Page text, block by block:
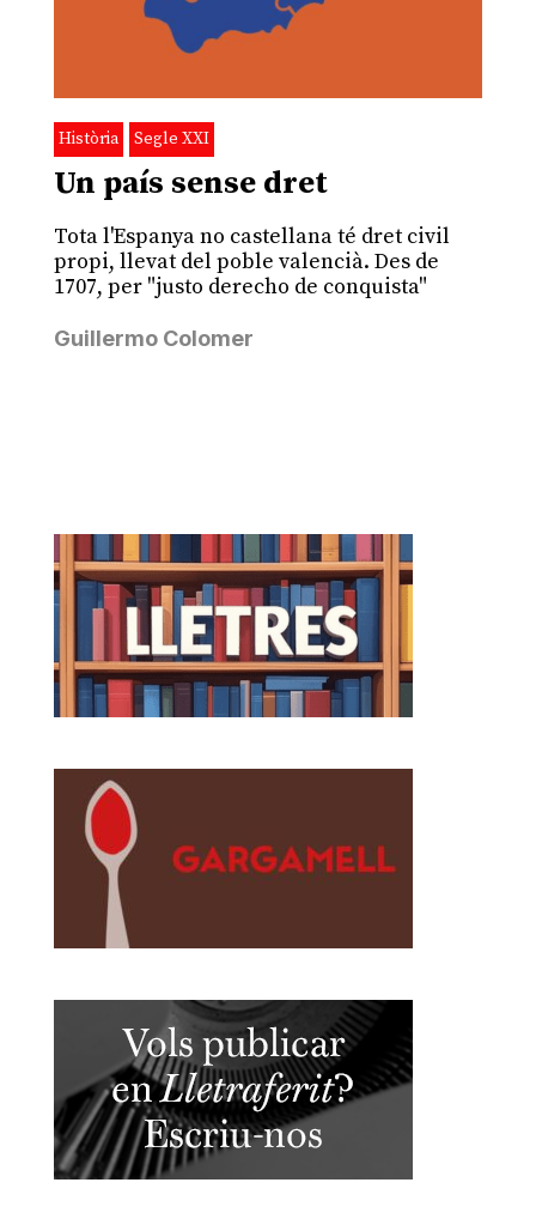
Història Segle XXI
Un país sense dret
Tota l'Espanya no castellana té dret civil
propi, llevat del poble valencià. Des de
1707, per "justo derecho de conquista"
Guillermo Colomer